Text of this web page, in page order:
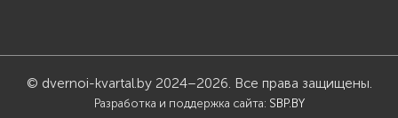
© dvernoi-kvartal.by 2024–2026. Все права защищены.
Разработка и поддержка сайта: SBP.BY